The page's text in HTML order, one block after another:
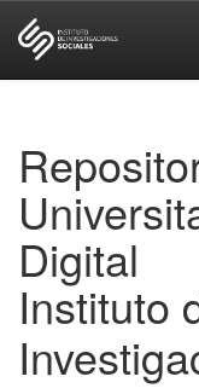
Digital
Instituto